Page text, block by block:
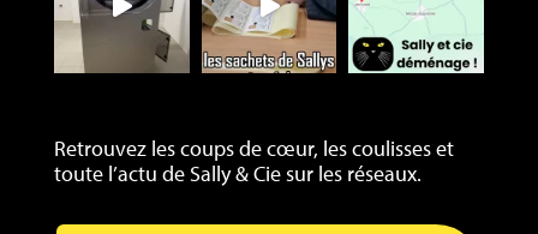
Retrouvez les coups de cœur, les coulisses et
toute l’actu de Sally & Cie sur les réseaux.